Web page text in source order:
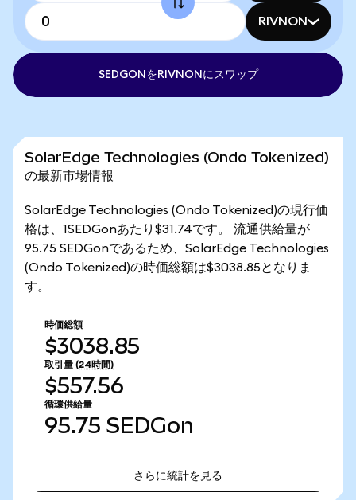
RIVNON
SEDGONをRIVNONにスワップ
SolarEdge Technologies (Ondo Tokenized)
の最新市場情報
SolarEdge Technologies (Ondo Tokenized)の現行価
格は、1SEDGonあたり$31.74です。 流通供給量が
95.75 SEDGonであるため、SolarEdge Technologies
(Ondo Tokenized)の時価総額は$3038.85となりま
す。
時価総額
$3038.85
取引量 (24時間)
$557.56
循環供給量
95.75 SEDGon
さらに統計を見る